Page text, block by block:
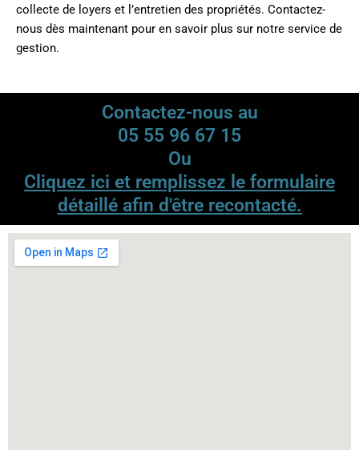
collecte de loyers et l’entretien des propriétés. Contactez-
nous dès maintenant pour en savoir plus sur notre service de
gestion.
Contactez-nous au
05 55 96 67 15
Ou
Cliquez ici et remplissez le formulaire
détaillé afin d'être recontacté.